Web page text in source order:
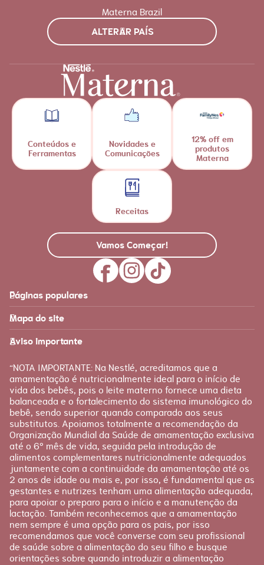
Materna Brazil
ALTERAR PAÍS
Conteúdos e
Ferramentas
Novidades e
Comunicações
12% off em
produtos
Materna
Receitas
Vamos Começar!
Páginas populares
Feito para você Materna
FAQ
Fale conosco
Mapa do site
Produtos
Loja Nestlé FamilyNes
Produtos Materna
Recursos
Etapas
Gravidez
Planejamento
Pós-parto
Aviso importante
“NOTA IMPORTANTE: Na Nestlé, acreditamos que a
amamentação é nutricionalmente ideal para o início de
vida dos bebês, pois o leite materno fornece uma dieta
balanceada e o fortalecimento do sistema imunológico do
bebê, sendo superior quando comparado aos seus
substitutos. Apoiamos totalmente a recomendação da
Organização Mundial da Saúde de amamentação exclusiva
até o 6º mês de vida, seguida pela introdução de
alimentos complementares nutricionalmente adequados
juntamente com a continuidade da amamentação até os
2 anos de idade ou mais e, por isso, é fundamental que as
gestantes e nutrizes tenham uma alimentação adequada,
para apoiar o preparo para o início e a manutenção da
lactação. Também reconhecemos que a amamentação
nem sempre é uma opção para os pais, por isso
recomendamos que você converse com seu profissional
de saúde sobre a alimentação do seu filho e busque
orientações sobre quando introduzir a alimentação